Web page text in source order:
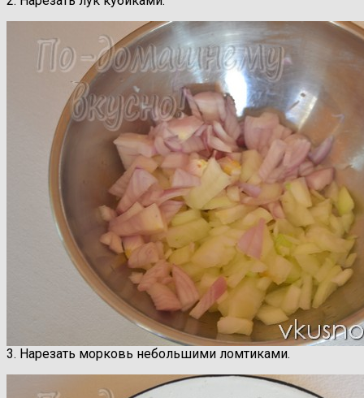
3. Нарезать морковь небольшими ломтиками.